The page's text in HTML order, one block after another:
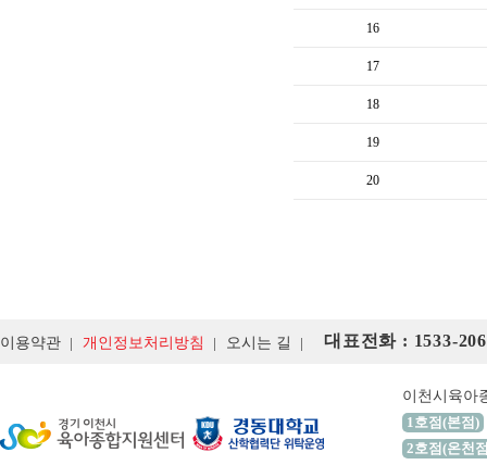
16
17
18
19
20
이용약관 개인정보처리방침 오시는 길 대표전화 : 1533-
이천시육아
1호점(본점)
2호점(온천